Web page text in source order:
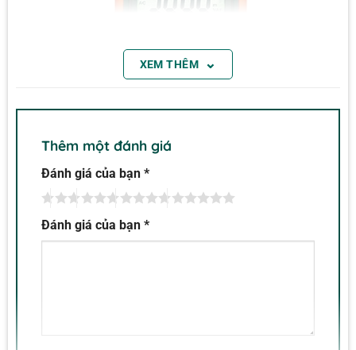
Ngoài ra, Đồng hồ vạn năng Extech EX420 cũng có
XEM THÊM ⌄
Thêm một đánh giá
Đánh giá của bạn *
Đánh giá của bạn *